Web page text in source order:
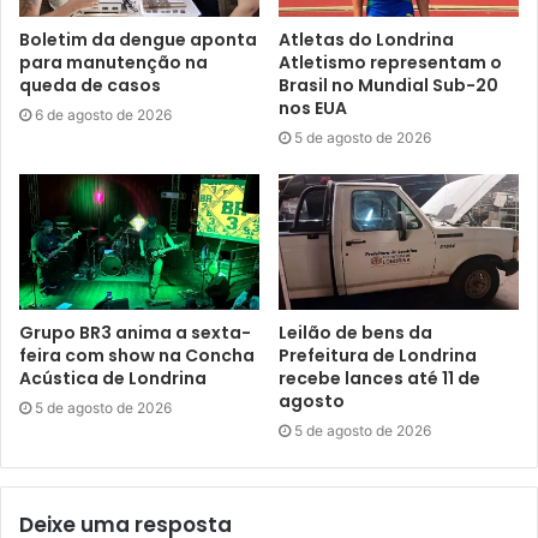
uma temática que sempre desperta o interesse do
público, gerando boa procura, conforme citou a psicóloga
do COM, Lisnéia Rampazzo. “Muitas mulheres
empreendedoras e profissionais da área da cozinha, seja
com mais ou com menos experiência de trabalho, buscam
e são beneficiadas por essa capacitação, que já teve
edições anteriores. As participantes que concluírem
receberão certificação. Será a primeira capacitação do
COM desenvolvida junto com o Senar Paraná, tendo a
proposta de levar conhecimento acessível às mulheres
atendidas”, disse.
Mobilizadora dos cursos do Senar/PR, Eliana Cristina
Scheuer ressaltou alguns dos benefícios gerados a partir
técnico e prático. A iniciativa cria base para prevenção de
contaminação e doenças alimentares, desenvolvimento de
Boletim da dengue aponta
para manutenção na
queda de casos
6 de agosto de 2026
Atletas do Londrina
Atletismo representam o
Brasil no Mundial Sub-20
nos EUA
5 de agosto de 2026
Grupo BR3 anima a sexta-
feira com show na Concha
Acústica de Londrina
5 de agosto de 2026
Leilão de bens da
Prefeitura de Londrina
recebe lances até 11 de
agosto
5 de agosto de 2026
Deixe uma resposta